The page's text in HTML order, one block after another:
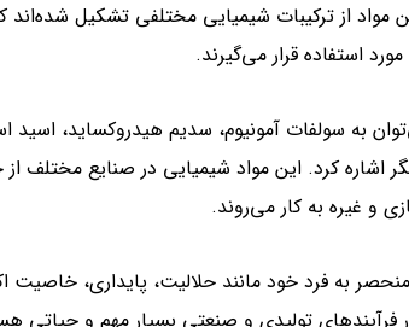
مواد از ترکیبات شیمیایی مختلفی تشکیل
استفاده قرار می‌گیرند.
به سولفات آمونیوم، سدیم هیدروکساید، اسید
اشاره کرد. این مواد شیمیایی در صنایع مختلف
و غیره به کار می‌روند.
به فرد خود مانند حلالیت، پایداری،
تولیدی و صنعتی بسیار مهم و حیاتی